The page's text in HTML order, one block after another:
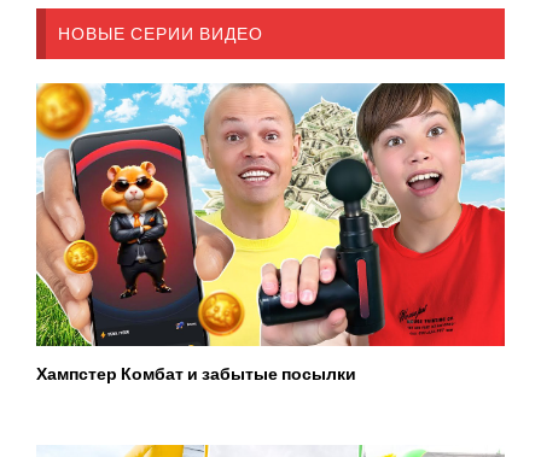
НОВЫЕ СЕРИИ ВИДЕО
Хампстер Комбат и забытые посылки